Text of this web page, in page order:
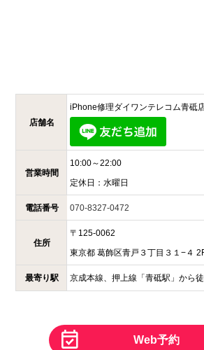
店舗名
iPhone修理ダイワンテレコム青砥
営業時間
10:00～22:00
定休日： 水曜日
電話番号 070-8327-0472
住所
〒 125-0062
東京都 葛飾区青戸３丁目３１−４
最寄り駅 京成本線、押上線「青砥駅」から
Web予約